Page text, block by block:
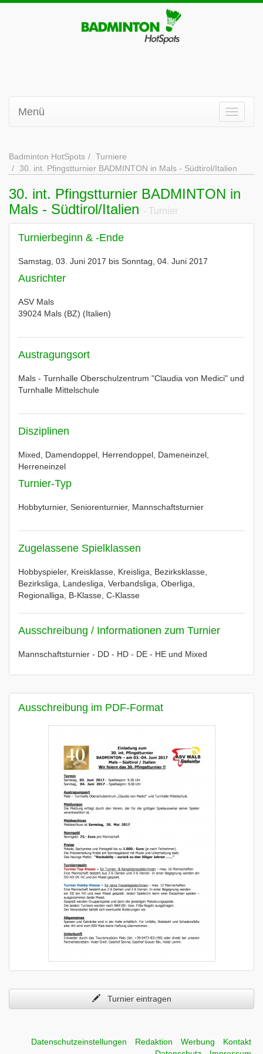
Menü
Badminton HotSpots
Turniere
30. int. Pfingstturnier BADMINTON in Mals - Südtirol/Italien
30. int. Pfingstturnier BADMINTON in
Mals - Südtirol/Italien - Turnier
Turnierbeginn & -Ende
Samstag, 03. Juni 2017 bis Sonntag, 04. Juni 2017
Ausrichter
ASV Mals
39024 Mals (BZ) (Italien)
Austragungsort
Mals - Turnhalle Oberschulzentrum "Claudia von Medici" und
Turnhalle Mittelschule
Disziplinen
Mixed, Damendoppel, Herrendoppel, Dameneinzel,
Herreneinzel
Turnier-Typ
Hobbyturnier, Seniorenturnier, Mannschaftsturnier
Zugelassene Spielklassen
Hobbyspieler, Kreisklasse, Kreisliga, Bezirksklasse,
Bezirksliga, Landesliga, Verbandsliga, Oberliga,
Regionalliga, B-Klasse, C-Klasse
Ausschreibung / Informationen zum Turnier
Mannschaftsturnier - DD - HD - DE - HE und Mixed
Ausschreibung im PDF-Format
Turnier eintragen
Datenschutzeinstellungen Redaktion Werbung
Kontakt